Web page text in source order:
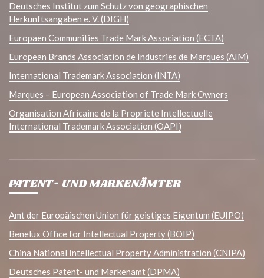
Deutsches Institut zum Schutz von geographischen
Herkunftsangaben e. V. (DIGH)
Europaen Communities Trade Mark Association (ECTA)
European Brands Association de Industries de Marques (AIM)
International Trademark Association (INTA)
Marques – European Association of Trade Mark Owners
Organisation Africaine de la Propriete Intellectuelle
International Trademark Association (OAPI)
PATENT- UND MARKENÄMTER
Amt der Europäischen Union für geistiges Eigentum (EUIPO)
Benelux Office for Intellectual Property (BOIP)
China National Intellectual Property Administration (CNIPA)
Deutsches Patent- und Markenamt (DPMA)